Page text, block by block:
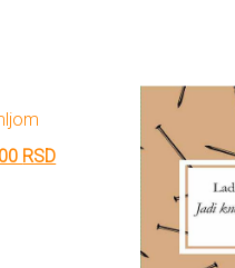
RSDTrenutna
450.00 RSD.